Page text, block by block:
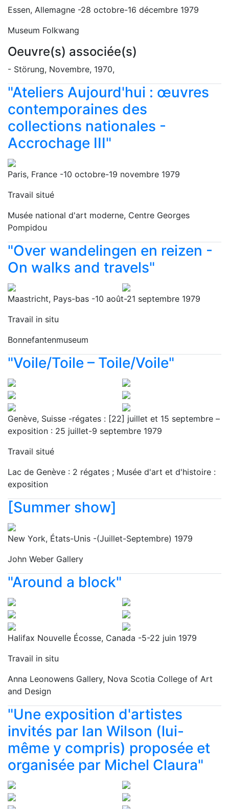
Essen, Allemagne -28 octobre-16 décembre 1979
Museum Folkwang
Oeuvre(s) associée(s)
- Störung, Novembre, 1970,
"Ateliers Aujourd'hui : œuvres
contemporaines des
collections nationales -
Accrochage III"
Paris, France -10 octobre-19 novembre 1979
Travail situé
Musée national d'art moderne, Centre Georges
Pompidou
"Over wandelingen en reizen -
On walks and travels"
Maastricht, Pays-bas -10 août-21 septembre 1979
Travail in situ
Bonnefantenmuseum
"Voile/Toile – Toile/Voile"
Genève, Suisse -régates : [22] juillet et 15 septembre –
exposition : 25 juillet-9 septembre 1979
Travail situé
Lac de Genève : 2 régates ; Musée d'art et d'histoire :
exposition
[Summer show]
New York, États-Unis -(Juillet-Septembre) 1979
John Weber Gallery
"Around a block"
Halifax Nouvelle Écosse, Canada -5-22 juin 1979
Travail in situ
Anna Leonowens Gallery, Nova Scotia College of Art
and Design
"Une exposition d'artistes
invités par Ian Wilson (lui-
même y compris) proposée et
organisée par Michel Claura"